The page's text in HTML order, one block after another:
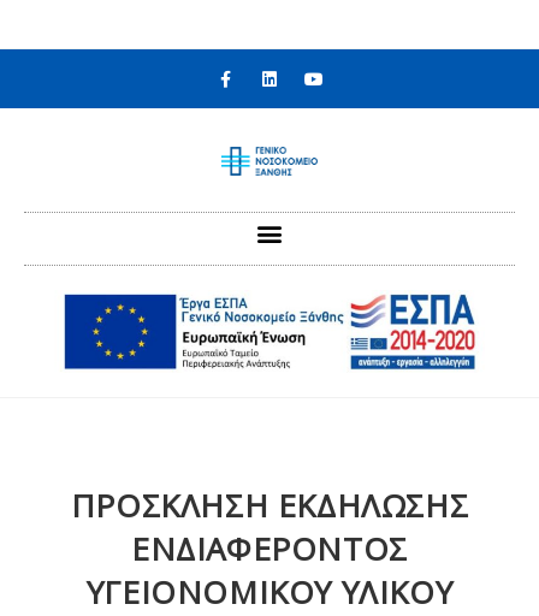
ΠΡΟΣΚΛΗΣΗ ΕΚΔΗΛΩΣΗΣ
ΕΝΔΙΑΦΕΡΟΝΤΟΣ
ΥΓΕΙΟΝΟΜΙΚΟΥ ΥΛΙΚΟΥ